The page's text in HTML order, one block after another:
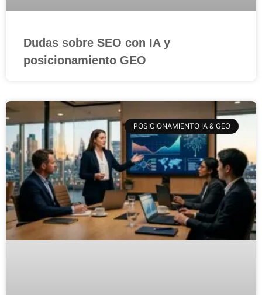
Dudas sobre SEO con IA y
posicionamiento GEO
POSICIONAMIENTO IA & GEO